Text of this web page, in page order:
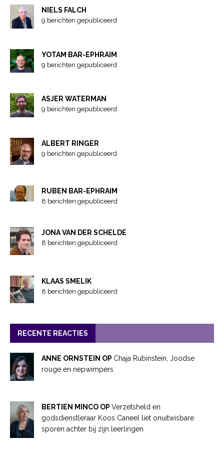
NIELS FALCH
9 berichten gepubliceerd
YOTAM BAR-EPHRAIM
9 berichten gepubliceerd
ASJER WATERMAN
9 berichten gepubliceerd
ALBERT RINGER
9 berichten gepubliceerd
RUBEN BAR-EPHRAIM
8 berichten gepubliceerd
JONA VAN DER SCHELDE
8 berichten gepubliceerd
KLAAS SMELIK
8 berichten gepubliceerd
RECENTE REACTIES
ANNE ORNSTEIN OP Chaja Rubinstein, Joodse
rouge en nepwimpers
BERTIEN MINCO OP Verzetsheld en
godsdienstleraar Koos Caneel liet onuitwisbare
sporen achter bij zijn leerlingen